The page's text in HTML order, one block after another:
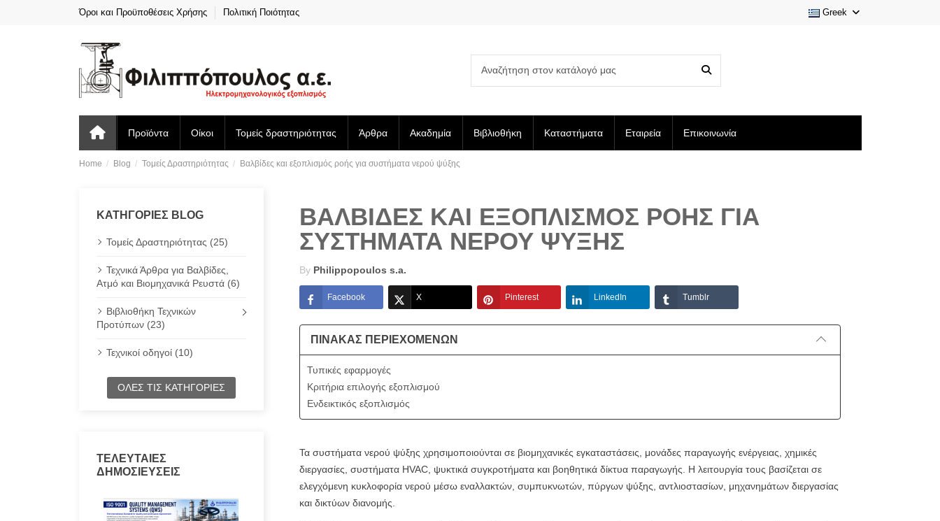
Όροι και Προϋποθέσεις Χρήσης Πολιτική Ποιότητας Greek
Προϊόντα Οίκοι Τομείς δραστηριότητας Άρθρα Ακαδημία Βιβλιοθήκη Καταστήματα Εταιρεία Επικοινωνία
Home Blog Τομείς Δραστηριότητας Βαλβίδες και εξοπλισμός ροής για συστήματα νερού ψύξης
ΚΑΤΗΓΟΡΊΕΣ BLOG
Τομείς Δραστηριότητας (25)
Τεχνικά Άρθρα για Βαλβίδες,
Ατμό και Βιομηχανικά Ρευστά (6)
Βιβλιοθήκη Τεχνικών
Προτύπων (23)
Τεχνικοί οδηγοί (10)
ΌΛΕΣ ΤΙΣ ΚΑΤΗΓΟΡΊΕΣ
ΤΕΛΕΥΤΑΊΕΣ
ΔΗΜΟΣΙΕΎΣΕΙΣ
ΒΑΛΒΊΔΕΣ ΚΑΙ ΕΞΟΠΛΙΣΜΌΣ ΡΟΉΣ ΓΙΑ
ΣΥΣΤΉΜΑΤΑ ΝΕΡΟΎ ΨΎΞΗΣ
By Philippopoulos s.a.
Facebook X Pinterest LinkedIn Tumblr
ΠΊΝΑΚΑΣ ΠΕΡΙΕΧΟΜΈΝΩΝ
Τυπικές εφαρμογές
Κριτήρια επιλογής εξοπλισμού
Ενδεικτικός εξοπλισμός
Τα συστήματα νερού ψύξης χρησιμοποιούνται σε βιομηχανικές εγκαταστάσεις, μονάδες παραγωγής ενέργειας, χημικές
διεργασίες, συστήματα HVAC, ψυκτικά συγκροτήματα και βοηθητικά δίκτυα παραγωγής. Η λειτουργία τους βασίζεται σε
ελεγχόμενη κυκλοφορία νερού μέσω εναλλακτών, συμπυκνωτών, πύργων ψύξης, αντλιοστασίων, μηχανημάτων διεργασίας
και δικτύων διανομής.